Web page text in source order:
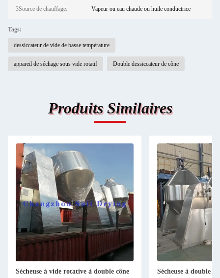
3Source de chauffage: Vapeur ou eau chaude ou huile conductrice
Tags:
dessiccateur de vide de basse température
appareil de séchage sous vide rotatif Double dessiccateur de cône
Produits Similaires
Sécheuse à vide rotative à double cône
Sécheuse à double